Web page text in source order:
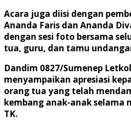
Acara juga diisi dengan
Ananda Faris dan Ananda
dengan sesi foto bersama
tua, guru, dan tamu
Dandim 0827/Sumenep
menyampaikan apresiasi
orang tua yang telah
kembang anak-anak selama
TK.